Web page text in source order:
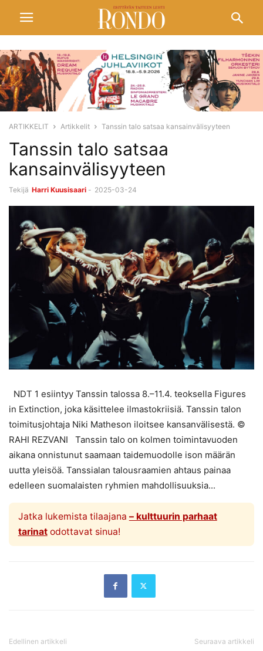
ARTIKKELIT Artikkelit Tanssin talo satsaa kansainvälisyyteen
Tanssin talo satsaa
kansainvälisyyteen
Tekijä Harri Kuusisaari - 2025-03-24
NDT 1 esiintyy Tanssin talossa 8.–11.4. teoksella Figures
in Extinction, joka käsittelee ilmastokriisiä. Tanssin talon
toimitusjohtaja Niki Matheson iloitsee kansanvälisestä. ©
RAHI REZVANI Tanssin talo on kolmen toimintavuoden
aikana onnistunut saamaan taidemuodolle ison määrän
uutta yleisöä. Tanssialan talousraamien ahtaus painaa
edelleen suomalaisten ryhmien mahdollisuuksia...
Jatka lukemista tilaajana – kulttuurin parhaat
tarinatodottavat sinua!
Edellinen artikkeli Seuraava artikkeli